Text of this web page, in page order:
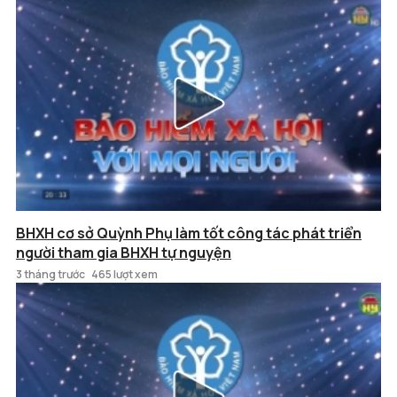
BHXH cơ sở Quỳnh Phụ làm tốt công tác phát triển
người tham gia BHXH tự nguyện
3 tháng trước 465 lượt xem